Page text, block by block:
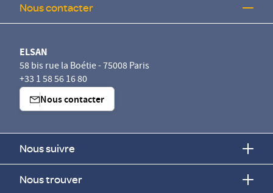
Nous contacter
ELSAN
58 bis rue la Boétie - 75008 Paris
+33 1 58 56 16 80
Nous contacter
Nous suivre
Nous trouver